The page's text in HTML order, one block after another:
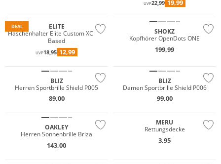
UVP22,99 19,99
DEAL
ELITE
Flaschenhalter Elite Custom XC Bio-
Based
UVP18,95 12,99
SHOKZ
Kopfhörer OpenDots ONE
199,99
BLIZ
Herren Sportbrille Shield P005
89,00
BLIZ
Damen Sportbrille Shield P006
99,00
OAKLEY
Herren Sonnenbrille Briza
143,00
MERU
Rettungsdecke
3,95